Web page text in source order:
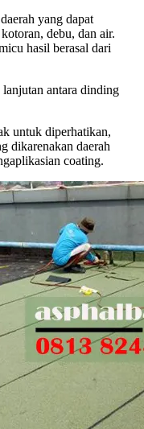
yang dapat
debu, dan air.
hasil berasal dari
antara dinding
untuk diperhatikan,
dikarenakan daerah
coating.